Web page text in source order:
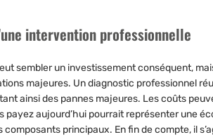
intervention professionnelle
sembler un investissement conséquent,
majeures. Un diagnostic professionnel
ainsi des pannes majeures. Les coûts
payez aujourd’hui pourrait représenter une
composants principaux. En fin de compte, il